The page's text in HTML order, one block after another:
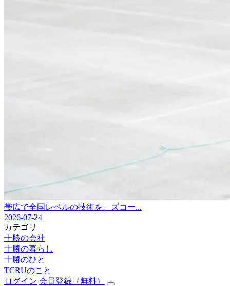
帯広で全国レベルの技術を。ズコー...
2026-07-24
カテゴリ
十勝の会社
十勝の暮らし
十勝のひと
TCRUのこと
ログイン 会員登録（無料）